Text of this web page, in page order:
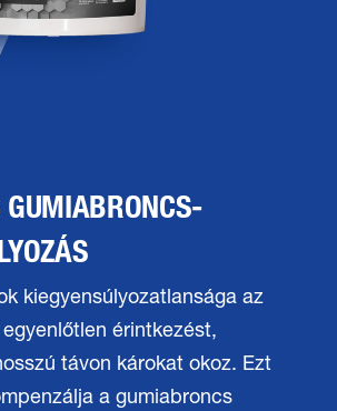
kiegyensúlyozatlansága az
érintkezést,
távon károkat okoz. Ezt
a gumiabroncs